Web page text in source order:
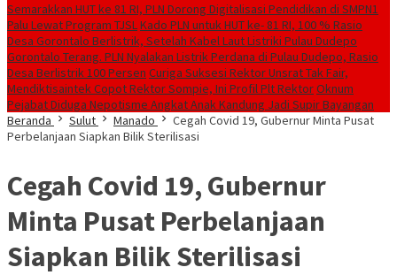
Semarakkan HUT ke 81 RI, PLN Dorong Digitalisasi Pendidikan di SMPN1
Palu Lewat Program TJSLKado PLN untuk HUT ke- 81 RI, 100 % Rasio
Desa Gorontalo Berlistrik, Setelah Kabel Laut Listriki Pulau Dudepo
Gorontalo Terang. PLN Nyalakan Listrik Perdana di Pulau Dudepo, Rasio
Desa Berlistrik 100 Persen Curiga Suksesi Rektor Unsrat Tak Fair,
Mendiktisaintek Copot Rektor Sompie, Ini Profil Plt RektorOknum
Pejabat Diduga Nepotisme Angkat Anak Kandung Jadi Supir Bayangan
Beranda
Sulut Manado
Cegah Covid 19, Gubernur Minta Pusat
Perbelanjaan Siapkan Bilik Sterilisasi
Cegah Covid 19, Gubernur
Minta Pusat Perbelanjaan
Siapkan Bilik Sterilisasi